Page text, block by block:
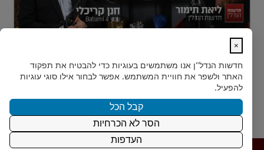
הראשון?
רבים מאיתנו הישראלים חולמים על השקעת נדל״ן – אבל
נתקעים בשלב הראשון.
15.12.2024 קרא עוד
×
חדשות הנדל"ן אנו משתמשים בעוגיות כדי להבטיח את תפקוד
האתר ולשפר את חוויית המשתמש. אפשר לבחור אילו סוגי עוגיות
להפעיל.
קבל הכל
הסר לא הכרחיות
העדפות